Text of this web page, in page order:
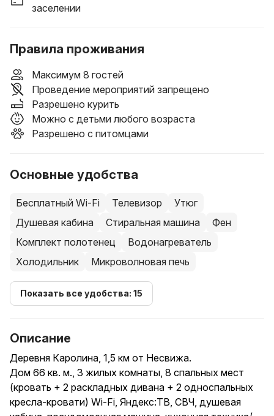
заселении
Правила проживания
Максимум 8 гостей
Проведение мероприятий запрещено
Разрешено курить
Можно с детьми любого возраста
Разрешено с питомцами
Основные удобства
Бесплатный Wi-Fi Телевизор
Утюг
Душевая кабина
Стиральная машина
Фен
Комплект полотенец
Водонагреватель
Холодильник
Микроволновая печь
Показать все удобства: 15
Описание
Деревня Каролина, 1,5 км от Несвижа.
Дом 66 кв. м., 3 жилых комнаты, 8 спальных мест
(кровать + 2 раскладных дивана + 2 односпальных
кресла-кровати) Wi-Fi, Яндекс:ТВ, СВЧ, душевая